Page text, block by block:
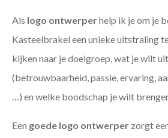
Als logo ontwerperhelp ik je om je
Kasteelbrakel een unieke uitstraling
kijken naar je doelgroep, wat je wilt
(betrouwbaarheid, passie, ervaring,
…) en welke boodschap je wilt
Een goede logo ontwerper zorgt